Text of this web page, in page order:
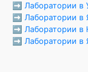
➡️ Лаборатории в
➡️ Лаборатории в
➡️ Лаборатории в
➡️ Лаборатории в